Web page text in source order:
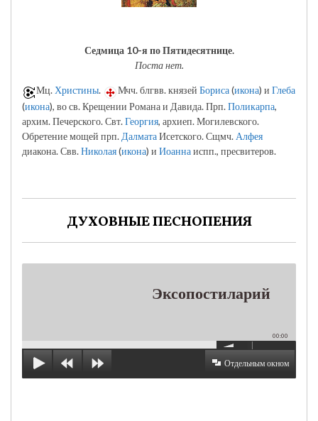
Седмица 10-я по Пятидесятнице.
Поста нет.
Мц. Христины. Мчч. блгвв. князей Бориса(икона) и Глеба
(икона), во св. Крещении Романа и Давида. Прп.Поликарпа,
архим. Печерского. Свт.Георгия, архиеп. Могилевского.
Обретение мощей прп.ДалматаИсетского. Сщмч.Алфея
диакона. Свв.Николая(икона) и Иоаннаиспп., пресвитеров.
ДУХОВНЫЕ ПЕСНОПЕНИЯ
Эксопостиларий
00:00
Отдельным окном